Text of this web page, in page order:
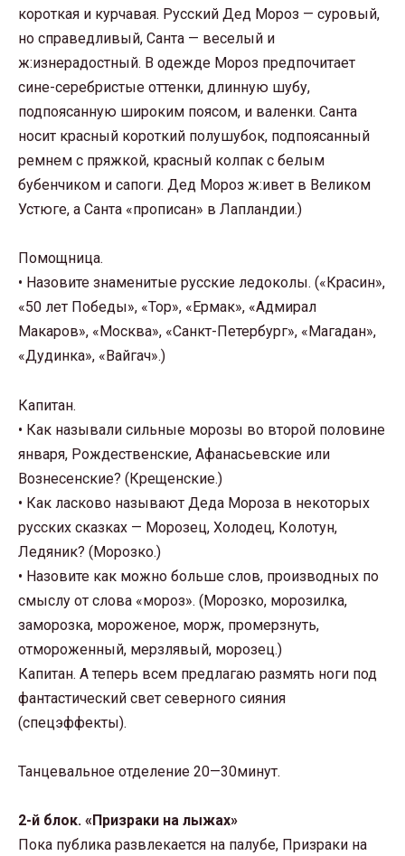
короткая и курчавая. Русский Дед Мороз — суровый,
но справедливый, Санта — веселый и
ж:изнерадостный. В одежде Мороз предпочитает
сине-серебристые оттенки, длинную шубу,
подпоясанную широким поясом, и валенки. Санта
носит красный короткий полушубок, подпоясанный
ремнем с пряжкой, красный колпак с белым
бубенчиком и сапоги. Дед Мороз ж:ивет в Великом
Устюге, а Санта «прописан» в Лапландии.)
Помощница.
• Назовите знаменитые русские ледоколы. («Красин»,
«50 лет Победы», «Тор», «Ермак», «Адмирал
Макаров», «Москва», «Санкт-Петербург», «Магадан»,
«Дудинка», «Вайгач».)
Капитан.
• Как называли сильные морозы во второй половине
января, Рождественские, Афанасьевские или
Вознесенские? (Крещенские.)
• Как ласково называют Деда Мороза в некоторых
русских сказках — Морозец, Холодец, Колотун,
Ледяник? (Морозко.)
• Назовите как можно больше слов, производных по
смыслу от слова «мороз». (Морозко, морозилка,
заморозка, мороженое, морж, промерзнуть,
отмороженный, мерзлявый, морозец.)
Капитан. А теперь всем предлагаю размять ноги под
фантастический свет северного сияния
(спецэффекты).
Танцевальное отделение 20—30минут.
2-й блок. «Призраки на лыжах»
Пока публика развлекается на палубе, Призраки на